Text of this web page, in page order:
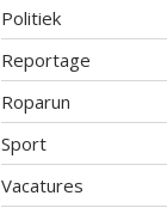
Politiek
Reportage
Roparun
Sport
Vacatures